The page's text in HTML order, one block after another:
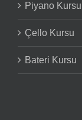
Piyano Kursu
Çello Kursu
Bateri Kursu